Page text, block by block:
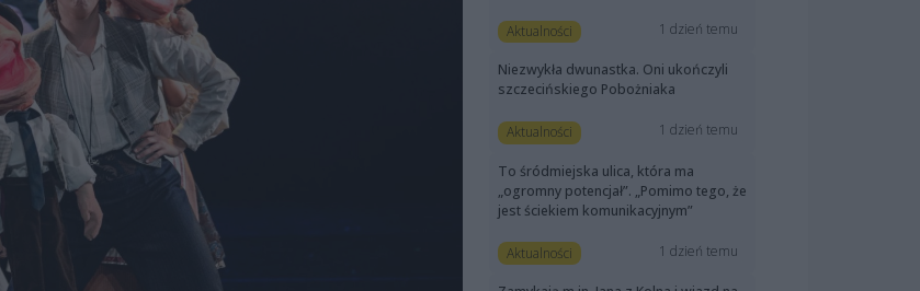
Aktualności 1 dzień temu
Niezwykła dwunastka. Oni ukończyli
szczecińskiego Pobożniaka
Aktualności 1 dzień temu
To śródmiejska ulica, która ma
„ogromny potencjał”. „Pomimo tego, że
jest ściekiem komunikacyjnym”
Aktualności 1 dzień temu